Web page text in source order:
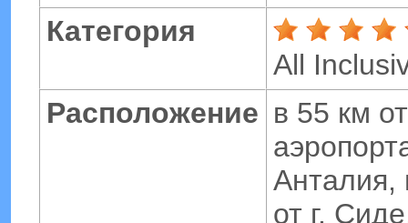
Категория
All
Расположение в 55 км от
Анталия,
от г.